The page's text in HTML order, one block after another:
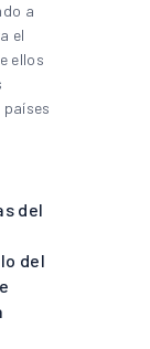
a
el
ellos
países
del
del